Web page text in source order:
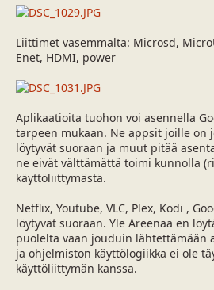
Liittimet vasemmalta: Microsd,
Enet, HDMI, power
Aplikaatioita tuohon voi asennella
tarpeen mukaan. Ne appsit joille on
löytyvät suoraan ja muut pitää
ne eivät välttämättä toimi kunnolla
käyttöliittymästä.
Netflix, Youtube, VLC, Plex, Kodi ,
löytyvät suoraan. Yle Areenaa en
puolelta vaan jouduin lähtettämään
ja ohjelmiston käyttölogiikka ei ole
käyttöliittymän kanssa.